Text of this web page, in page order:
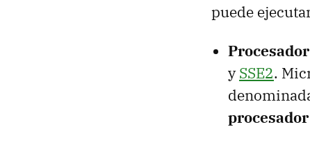
puede
Procesador
ySSE2.